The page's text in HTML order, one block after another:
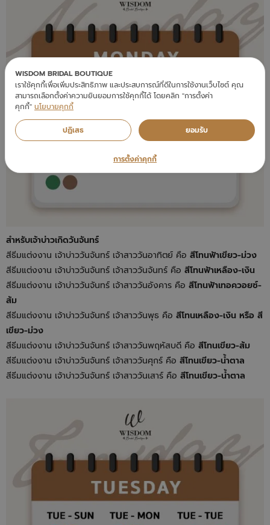
สำหรับเจ้าบ่าวเกิดวันจันทร์
สีธีมแต่งงาน เจ้าบ่าววันจันทร์ เจ้าสาววันอาทิตย์ คือ สีโทนฟ้าเขียว-ม่วง
สีธีมแต่งงาน เจ้าบ่าววันจันทร์ เจ้าสาววันจันทร์ คือ สีโทนฟ้าเหลือง-เงิน
สีธีมแต่งงาน เจ้าบ่าววันจันทร์ เจ้าสาววันอังคาร คือ สีโทนฟ้าเทอควอยซ์-
ส้ม
สีธีมแต่งงาน เจ้าบ่าววันจันทร์ เจ้าสาววันพุธ คือ สีโทนเหลือง-เงิน หรือ สี
เขียว-ม่วง
สีธีมแต่งงาน เจ้าบ่าววันจันทร์ เจ้าสาววันพฤหัสบดี คือ สีโทนเขียว-ส้ม
สีธีมแต่งงาน เจ้าบ่าววันจันทร์ เจ้าสาววันศุกร์ คือ สีโทนเขียว-น้ำตาล
สีธีมแต่งงาน เจ้าบ่าววันจันทร์ เจ้าสาววันเสาร์ คือ สีโทนเขียว-น้ำตาล
WISDOM BRIDAL BOUTIQUE
เราใช้คุกกี้เพื่อเพิ่มประสิทธิภาพ และประสบการณ์ที่ดีในการใช้งานเว็บไซต์ คุณ
สามารถเลือกตั้งค่าความยินยอมการใช้คุกกี้ได้ โดยคลิก "การตั้งค่า
คุกกี้" นโยบายคุกกี้
ปฏิเสธ ยอมรับ
การตั้งค่าคุกกี้